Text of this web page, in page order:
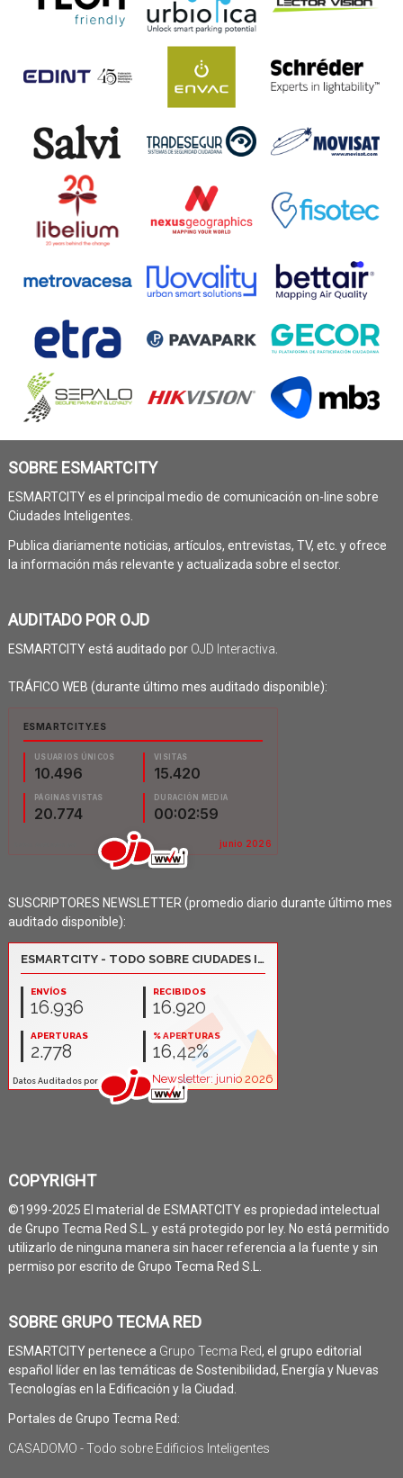
SOBRE ESMARTCITY
ESMARTCITY es el principal medio de comunicación on-line sobre
Ciudades Inteligentes.
Publica diariamente noticias, artículos, entrevistas, TV, etc. y ofrece
la información más relevante y actualizada sobre el sector.
AUDITADO POR OJD
ESMARTCITY está auditado por OJD Interactiva
TRÁFICO WEB (durante último mes auditado disponible):
SUSCRIPTORES NEWSLETTER (promedio diario durante último mes
auditado disponible):
COPYRIGHT
©1999-2025 El material de ESMARTCITY es propiedad intelectual
de Grupo Tecma Red S.L. y está protegido por ley. No está permitido
utilizarlo de ninguna manera sin hacer referencia a la fuente y sin
permiso por escrito de Grupo Tecma Red S.L.
SOBRE GRUPO TECMA RED
ESMARTCITY pertenece a Grupo Tecma Red, el grupo editorial
español líder en las temáticas de Sostenibilidad, Energía y Nuevas
Tecnologías en la Edificación y la Ciudad.
Portales de Grupo Tecma Red:
CASADOMO - Todo sobre Edificios Inteligentes